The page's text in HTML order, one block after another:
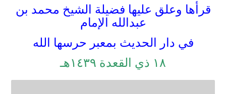
قرأها وعلق عليها فضيلة الشيخ محمد بن
عبدالله الإمام
في دار الحديث بمعبر حرسها الله
۱۸ ذي القعدة ۱٤۳۹هـ